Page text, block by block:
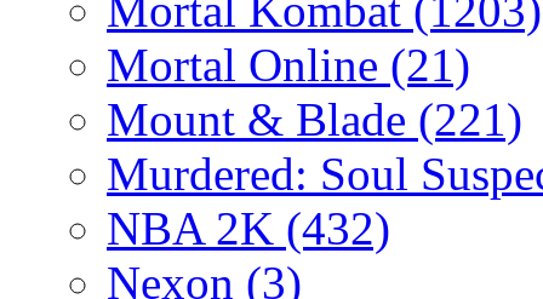
Mortal Online (21)
Mount & Blade (221)
Murdered: Soul
NBA 2K (432)
Nexon (3)